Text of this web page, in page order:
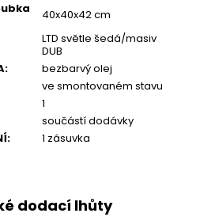
40x40x42 cm
LTD světle šedá/masiv
DUB
:
bezbarvý olej
ve smontovaném stavu
1
součástí dodávky
: 1 zásuvka
dodací lhůty